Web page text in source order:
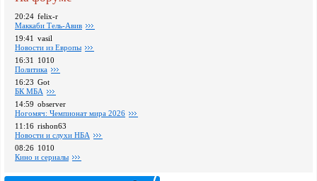
20:24 felix-r
Маккаби Тель-Авив
19:41 vasil
Новости из Европы
16:31
1010
Политика
16:23 Got
БК МБА
14:59 observer
Ногомяч: Чемпионат мира 2026
11:16 rishon63
Новости и слухи НБА
08:26 1010
Кино и сериалы